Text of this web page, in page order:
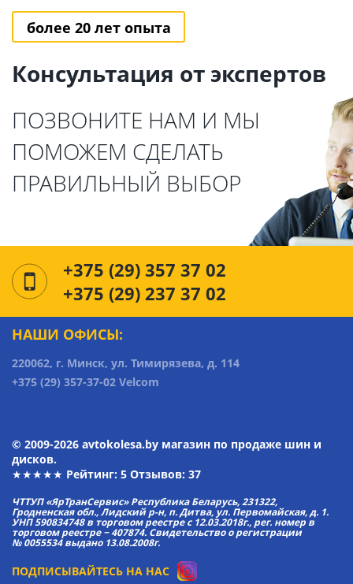
более 20 лет опыта
Консультация от экспертов
ПОЗВОНИТЕ НАМ И МЫ
ПОМОЖЕМ СДЕЛАТЬ
ПРАВИЛЬНЫЙ ВЫБОР
+375 (29) 357 37 02
+375 (29) 237 37 02
НАШИ ОФИСЫ:
220062, г. Минск, ул. Тимирязева, д. 114
+375 (29) 357-37-02 Velcom
© 2009-2026 avtokolesa.by магазин по продаже шин и
дисков.
★★★★★ Рейтинг: 5 Отзывов: 37
ЧТТУП «ЯрТранСервис» Республика Беларусь, 231322,
Гродненская обл., Лидский р-н, п. Дитва, ул. Первомайская, д. 1.
УНП 590834748 в торговом реестре с 12.03.2018г., рег. номер в
торговом реестре − 407874. Свидетельство о регистрации
№ 0055534 выдано 13.08.2008г.
ПОДПИСЫВАЙТЕСЬ НА НАС